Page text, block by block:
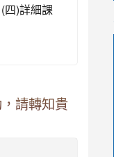
四)詳細課
請轉知貴